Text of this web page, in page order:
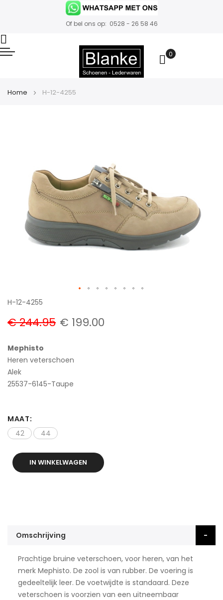
Of bel ons op: 0528 - 26 58 46
0
Home H-12-4255
afbeeldingen-
gallerij
Ga
het
van
de
afbeeldingen-
gallerij
H-12-4255
€ 199.00
€ 244.95
Mephisto
Heren veterschoen
Alek
25537-6145-Taupe
MAAT
42
44
IN WINKELWAGEN
Omschrijving
Prachtige bruine veterschoen, voor heren, van het
merk Mephisto. De zool is van rubber. De voering is
gedeeltelijk leer. De voetwijdte is standaard. Deze
veterschoen is voorzien van een uitneembaar